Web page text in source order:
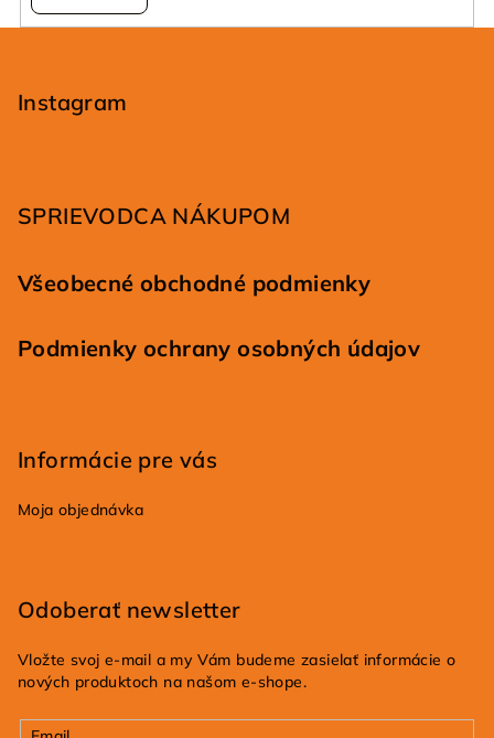
Instagram
SPRIEVODCA NÁKUPOM
Všeobecné obchodné podmienky
Podmienky ochrany osobných údajov
Informácie pre vás
Moja objednávka
Odoberať newsletter
Vložte svoj e-mail a my Vám budeme zasielať informácie o
nových produktoch na našom e-shope.